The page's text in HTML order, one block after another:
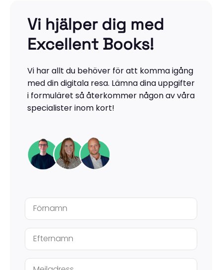
Vi hjälper dig med
Excellent Books!
Vi har allt du behöver för att komma igång
med din digitala resa. Lämna dina uppgifter
i formuläret så återkommer någon av våra
specialister inom kort!